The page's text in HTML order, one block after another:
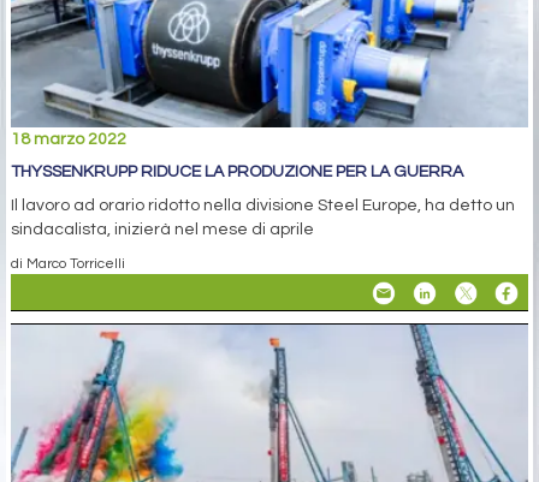
18 marzo 2022
THYSSENKRUPP RIDUCE LA PRODUZIONE PER LA GUERRA
Il lavoro ad orario ridotto nella divisione Steel Europe, ha detto un
sindacalista, inizierà nel mese di aprile
di Marco Torricelli